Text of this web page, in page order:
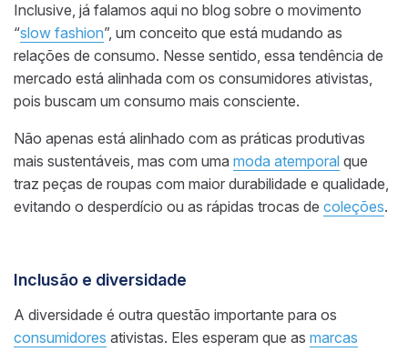
Inclusive, já falamos aqui no blog sobre o movimento
“slow fashion”, um conceito que está mudando as
relações de consumo. Nesse sentido, essa tendência de
mercado está alinhada com os consumidores ativistas,
pois buscam um consumo mais consciente.
Não apenas está alinhado com as práticas produtivas
mais sustentáveis, mas com uma moda atemporal que
traz peças de roupas com maior durabilidade e qualidade,
evitando o desperdício ou as rápidas trocas de coleções.
Inclusão e diversidade
A diversidade é outra questão importante para os
consumidores ativistas. Eles esperam que as marcas